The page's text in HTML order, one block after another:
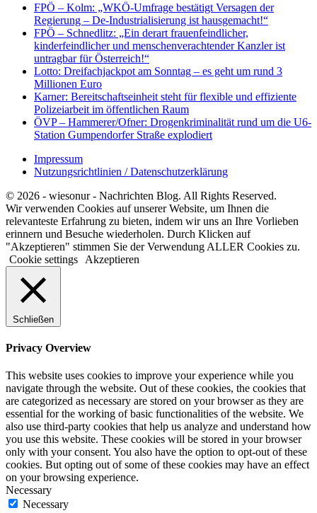
FPÖ – Kolm: „WKÖ-Umfrage bestätigt Versagen der
Regierung – De-Industrialisierung ist hausgemacht!“
FPÖ – Schnedlitz: „Ein derart frauenfeindlicher,
kinderfeindlicher und menschenverachtender Kanzler ist
untragbar für Österreich!“
Lotto: Dreifachjackpot am Sonntag – es geht um rund 3
Millionen Euro
Karner: Bereitschaftseinheit steht für flexible und effiziente
Polizeiarbeit im öffentlichen Raum
ÖVP – Hammerer/Ofner: Drogenkriminalität rund um die U6-
Station Gumpendorfer Straße explodiert
Impressum
Nutzungsrichtlinien / Datenschutzerklärung
© 2026 - wiesonur - Nachrichten Blog. All Rights Reserved.
Wir verwenden Cookies auf unserer Website, um Ihnen die
relevanteste Erfahrung zu bieten, indem wir uns an Ihre Vorlieben
erinnern und Besuche wiederholen. Durch Klicken auf
"Akzeptieren" stimmen Sie der Verwendung ALLER Cookies zu.
Cookie settings
Akzeptieren
Schließen
Privacy Overview
This website uses cookies to improve your experience while you
navigate through the website. Out of these cookies, the cookies that
are categorized as necessary are stored on your browser as they are
essential for the working of basic functionalities of the website. We
also use third-party cookies that help us analyze and understand how
you use this website. These cookies will be stored in your browser
only with your consent. You also have the option to opt-out of these
cookies. But opting out of some of these cookies may have an effect
on your browsing experience.
Necessary
Necessary